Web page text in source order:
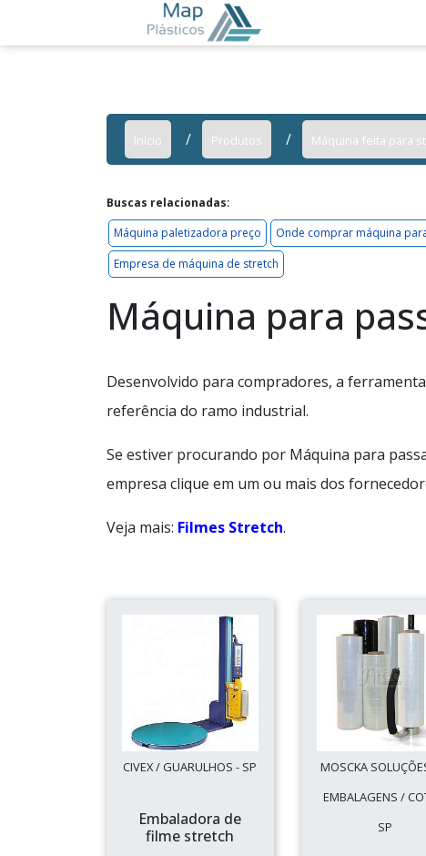
Início Produtos Máquina feita para
Buscas relacionadas:
Máquina paletizadora preço
Onde comprar máquina
Empresa de máquina de stretch
Máquina para
Desenvolvido para compradores, a
referência do ramo industrial.
Se estiver procurando por Máquina para
empresa clique em um ou mais dos
Veja mais: Filmes Stretch.
CIVEX / GUARULHOS - SP
Embaladora de
filme stretch
MOSCKA
EMBALAGENS /
SP